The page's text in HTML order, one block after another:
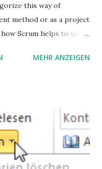
this way of
method or as a project
Scrum helps to solve
MEHR ANZEIGEN